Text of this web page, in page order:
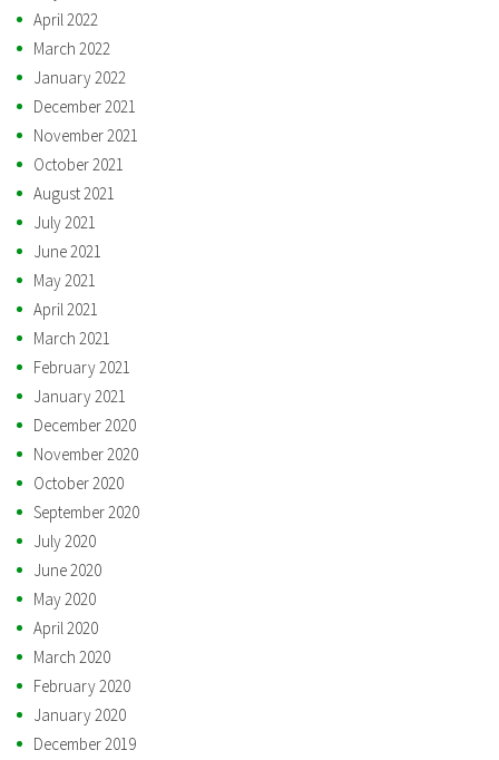
April 2022
March 2022
January 2022
December 2021
November 2021
October 2021
August 2021
July 2021
June 2021
May 2021
April 2021
March 2021
February 2021
January 2021
December 2020
November 2020
October 2020
September 2020
July 2020
June 2020
May 2020
April 2020
March 2020
February 2020
January 2020
December 2019